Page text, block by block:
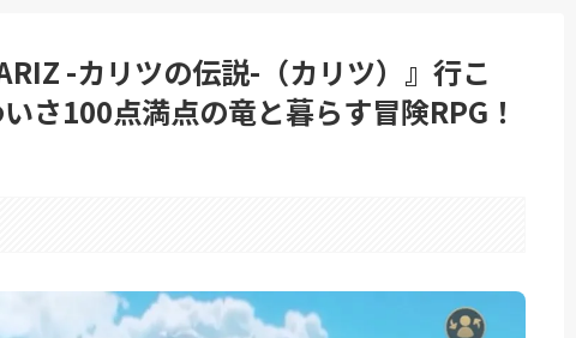
-カリツの伝説-（カリツ）』行こ
さ100点満点の竜と暮らす冒険RPG！